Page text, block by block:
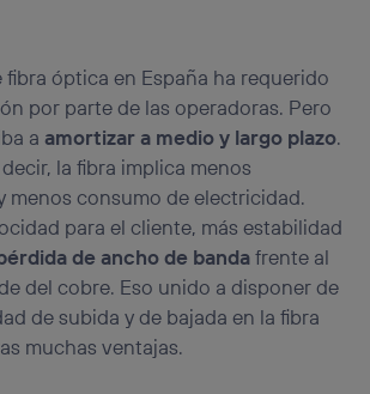
fibra óptica en España ha requerido
por parte de las operadoras. Pero
a amortizar a medio y largo plazo.
la fibra implica menos
menos consumo de electricidad.
para el cliente, más estabilidad
de ancho de bandafrente al
del cobre. Eso unido a disponer de
de subida y de bajada en la fibra
muchas ventajas.